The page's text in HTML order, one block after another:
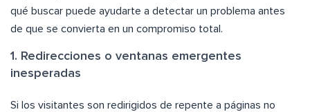
qué buscar puede ayudarte a detectar un problema antes
de que se convierta en un compromiso total.
1. Redirecciones o ventanas emergentes
inesperadas
Si los visitantes son redirigidos de repente a páginas no